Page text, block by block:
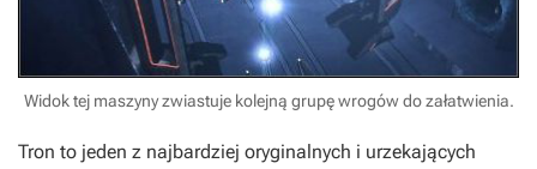
Widok tej maszyny zwiastuje kolejną grupę wrogów do załatwienia.
Tron to jeden z najbardziej oryginalnych i urzekających